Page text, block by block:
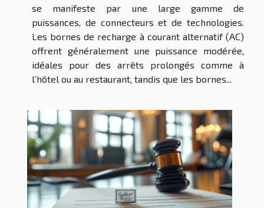
se manifeste par une large gamme de
puissances, de connecteurs et de technologies.
Les bornes de recharge à courant alternatif (AC)
offrent généralement une puissance modérée,
idéales pour des arrêts prolongés comme à
l’hôtel ou au restaurant, tandis que les bornes...